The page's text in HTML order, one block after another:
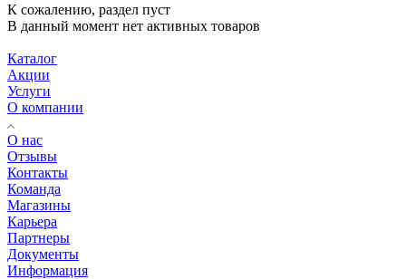
К сожалению, раздел пуст
В данный момент нет активных товаров
Каталог
Акции
Услуги
О компании
О нас
Отзывы
Контакты
Команда
Магазины
Карьера
Партнеры
Документы
Информация